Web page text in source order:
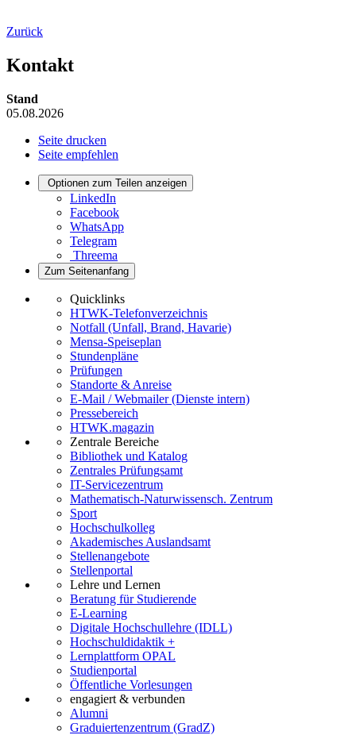
Zurück
Kontakt
Stand
05.08.2026
Seite drucken
Seite empfehlen
Optionen zum Teilen anzeigen
LinkedIn
Facebook
WhatsApp
Telegram
Threema
Zum Seitenanfang
Quicklinks
HTWK-Telefonverzeichnis
Notfall (Unfall, Brand, Havarie)
Mensa-Speiseplan
Stundenpläne
Prüfungen
Standorte & Anreise
E-Mail / Webmailer (Dienste intern)
Pressebereich
HTWK.magazin
Zentrale Bereiche
Bibliothek und Katalog
Zentrales Prüfungsamt
IT-Servicezentrum
Mathematisch-Naturwissensch. Zentrum
Sport
Hochschulkolleg
Akademisches Auslandsamt
Stellenangebote
Stellenportal
Lehre und Lernen
Beratung für Studierende
E-Learning
Digitale Hochschullehre (IDLL)
Hochschuldidaktik +
Lernplattform OPAL
Studienportal
Öffentliche Vorlesungen
engagiert & verbunden
Alumni
Graduiertenzentrum (GradZ)